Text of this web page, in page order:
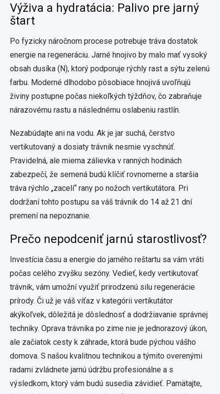
Výživa a hydratácia: Palivo pre jarný
štart
Po fyzicky náročnom procese potrebuje tráva dostatok
energie na regeneráciu. Jarné hnojivo by malo mať vysoký
obsah dusíka (N), ktorý podporuje rýchly rast a sýtu zelenú
farbu. Moderné dlhodobo pôsobiace hnojivá uvoľňujú
živiny postupne počas niekoľkých týždňov, čo zabraňuje
nárazovému rastu a následnému oslabeniu rastlín.
Nezabúdajte ani na vodu. Ak je jar suchá, čerstvo
vertikutovaný a dosiaty trávnik nesmie vyschnúť.
Pravidelná, ale mierna zálievka v ranných hodinách
zabezpečí, že semená budú klíčiť rovnomerne a staršia
tráva rýchlo „zacelí“ rany po nožoch vertikutátora. Pri
dodržaní tohto postupu sa váš trávnik do 14 až 21 dní
premení na nepoznanie.
Prečo nepodceniť jarnú starostlivosť?
Investícia času a energie do jarného reštartu sa vám vráti
počas celého zvyšku sezóny. Vedieť, kedy vertikutovať
trávnik, vám umožní využiť prirodzenú silu regenerácie
prírody. Či už je váš víťaz v kategórii vertikutátor
akýkoľvek, dôležitá je dôslednosť a dodržiavanie správnej
techniky. Oprava trávnika po zime nie je jednorazový úkon,
ale začiatok cesty k záhrade, ktorá bude pýchou vášho
domova. S našou kvalitnou technikou a týmito overenými
radami zvládnete jarnú údržbu profesionálne a s
výsledkom, ktorý vám budú susedia závidieť. Pamätajte,